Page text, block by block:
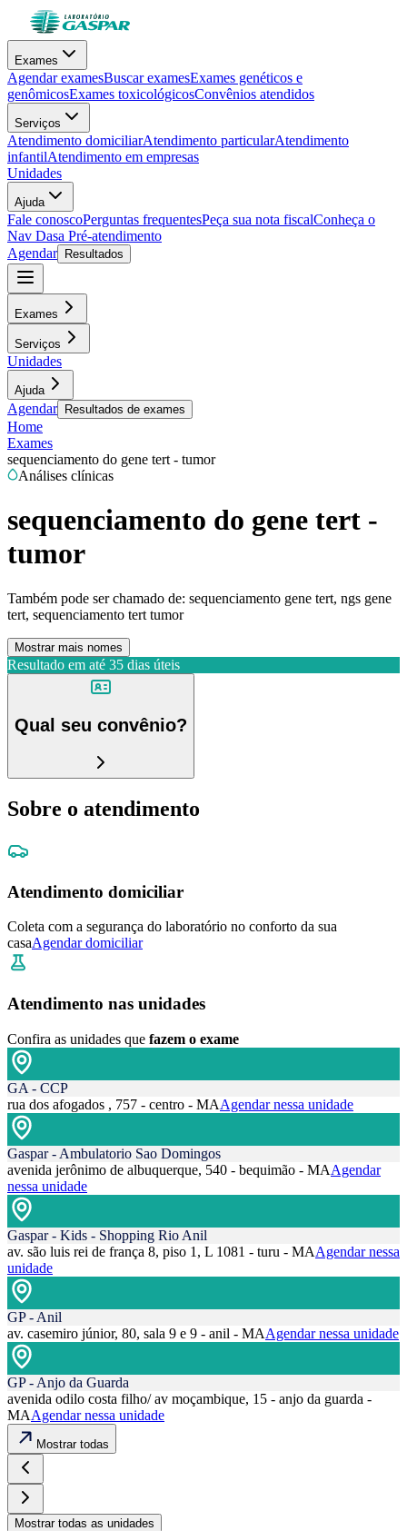
Exames
Agendar examesBuscar examesExames genéticos e
genômicosExames toxicológicosConvênios atendidos
Serviços
Atendimento domiciliarAtendimento particularAtendimento
infantilAtendimento em empresas
Unidades
Ajuda
Fale conoscoPerguntas frequentesPeça sua nota fiscalConheça o
Nav Dasa Pré-atendimento
Agendar
Resultados
Exames
Serviços
Unidades
Ajuda
Agendar Resultados de exames
Home
Exames
sequenciamento do gene tert - tumor
Análises clínicas
sequenciamento do gene tert -
tumor
Também pode ser chamado de: sequenciamento gene tert, ngs gene
tert, sequenciamento tert tumor
Mostrar mais nomes
Resultado em até 35 dias úteis
Qual seu convênio?
Sobre o atendimento
Atendimento domiciliar
Coleta com a segurança do laboratório no conforto da sua
casaAgendar domiciliar
Atendimento nas unidades
Confira as unidades que fazem o exame
GA - CCP
rua dos afogados , 757 - centro - MAAgendar nessa unidade
Gaspar - Ambulatorio Sao Domingos
avenida jerônimo de albuquerque, 540 - bequimão - MAAgendar
nessa unidade
Gaspar - Kids - Shopping Rio Anil
av. são luis rei de frança 8, piso 1, L 1081 - turu - MAAgendar nessa
unidade
GP - Anil
av. casemiro júnior, 80, sala 9 e 9 - anil - MAAgendar nessa unidade
GP - Anjo da Guarda
avenida odilo costa filho/ av moçambique, 15 - anjo da guarda -
MAAgendar nessa unidade
Mostrar todas
Mostrar todas as unidades